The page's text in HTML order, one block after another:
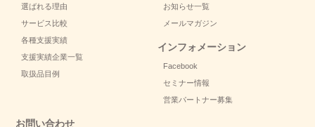
選ばれる理由
サービス比較
各種支援実績
支援実績企業一覧
取扱品目例
お知らせ一覧
メールマガジン
インフォメーション
Facebook
セミナー情報
営業パートナー募集
お問い合わせ